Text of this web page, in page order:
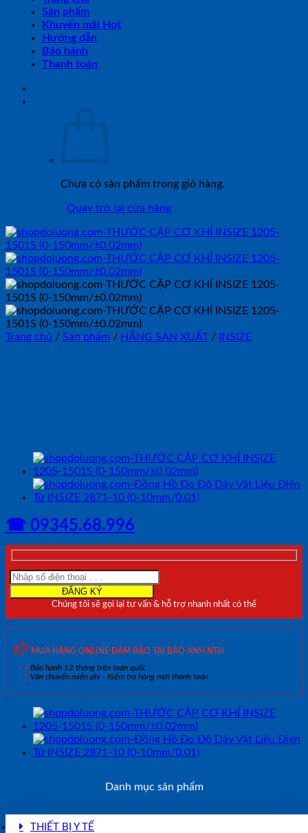
Sản phẩm
Khuyến mãi Hot
Hướng dẫn
Bảo hành
Thanh toán
Chưa có sản phẩm trong giỏ hàng.
Quay trở lại cửa hàng
Trang chủ / Sản phẩm / HÃNG SẢN XUẤT / INSIZE
☎ 09345.68.996
Chúng tôi sẽ gọi lại tư vấn & hỗ trợ nhanh nhất có thể
MUA HÀNG ONLINE ĐẢM BẢO TẠI BẢO ANH NTH
Bảo hành 12 tháng trên toàn quốc
Vận chuyển miễn phí - Kiểm tra hàng mới thanh toán
Danh mục sản phẩm
THIẾT BỊ Y TẾ